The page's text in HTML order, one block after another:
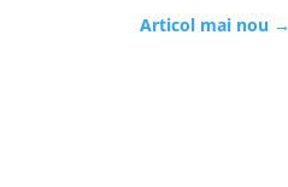
Articol mai nou →